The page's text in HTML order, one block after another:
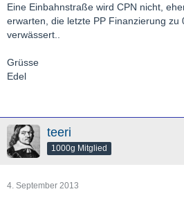
Eine Einbahnstraße wird CPN nicht,
erwarten, die letzte PP Finanzierung zu
verwässert..
Grüsse
Edel
teeri
1000g Mitglied
4. September 2013